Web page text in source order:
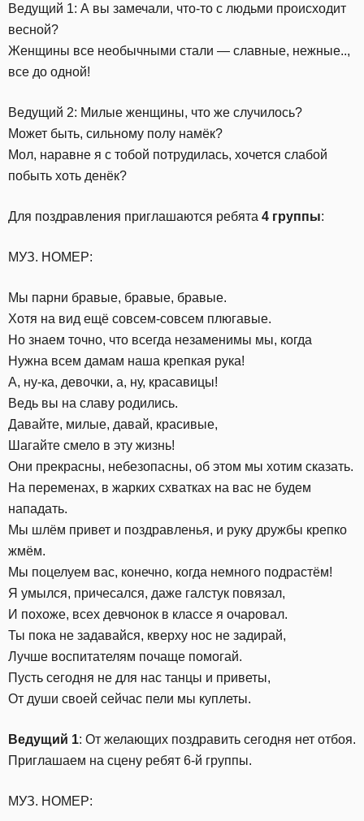
Ведущий 1: А вы замечали, что-то с людьми происходит
весной?
Женщины все необычными стали — славные, нежные..,
все до одной!
Ведущий 2: Милые женщины, что же случилось?
Может быть, сильному полу намёк?
Мол, наравне я с тобой потрудилась, хочется слабой
побыть хоть денёк?
Для поздравления приглашаются ребята 4 группы:
МУЗ. НОМЕР:
Мы парни бравые, бравые, бравые.
Хотя на вид ещё совсем-совсем плюгавые.
Но знаем точно, что всегда незаменимы мы, когда
Нужна всем дамам наша крепкая рука!
А, ну-ка, девочки, а, ну, красавицы!
Ведь вы на славу родились.
Давайте, милые, давай, красивые,
Шагайте смело в эту жизнь!
Они прекрасны, небезопасны, об этом мы хотим сказать.
На переменах, в жарких схватках на вас не будем
нападать.
Мы шлём привет и поздравленья, и руку дружбы крепко
жмём.
Мы поцелуем вас, конечно, когда немного подрастём!
Я умылся, причесался, даже галстук повязал,
И похоже, всех девчонок в классе я очаровал.
Ты пока не задавайся, кверху нос не задирай,
Лучше воспитателям почаще помогай.
Пусть сегодня не для нас танцы и приветы,
От души своей сейчас пели мы куплеты.
Ведущий 1: От желающих поздравить сегодня нет отбоя.
Приглашаем на сцену ребят 6-й группы.
МУЗ. НОМЕР: